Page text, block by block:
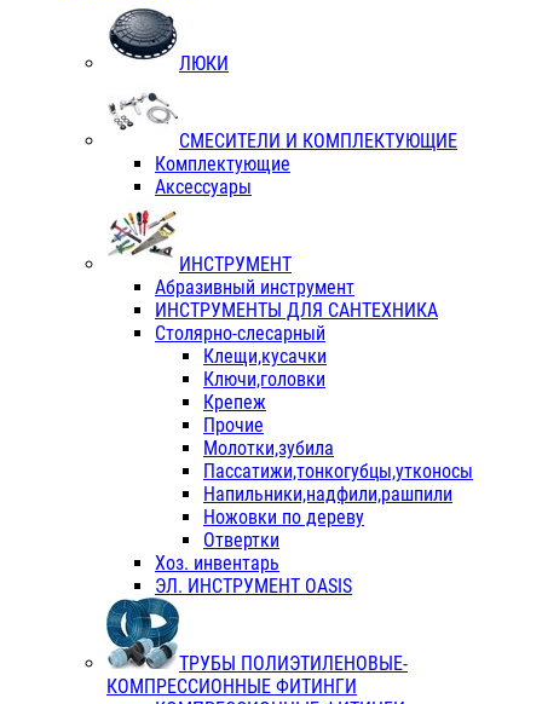
ЛЮКИ
СМЕСИТЕЛИ И КОМПЛЕКТУЮЩИЕ
Комплектующие
Аксессуары
ИНСТРУМЕНТ
Абразивный инструмент
ИНСТРУМЕНТЫ ДЛЯ САНТЕХНИКА
Столярно-слесарный
Клещи,кусачки
Ключи,головки
Крепеж
Прочие
Молотки,зубила
Пассатижи,тонкогубцы,утконосы
Напильники,надфили,рашпили
Ножовки по дереву
Отвертки
Хоз. инвентарь
ЭЛ. ИНСТРУМЕНТ OASIS
ТРУБЫ ПОЛИЭТИЛЕНОВЫЕ-
КОМПРЕССИОННЫЕ ФИТИНГИ